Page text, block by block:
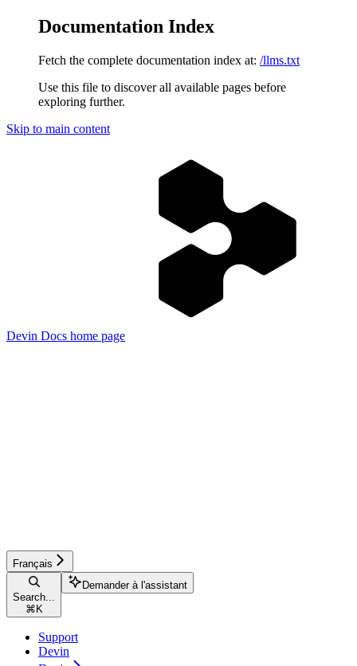
Documentation Index
Fetch the complete documentation index at: /llms.txt
Use this file to discover all available pages before
exploring further.
Skip to main content
Devin Docs home page
Français
Search...
⌘ K
Demander à l'assistant
Support
Devin